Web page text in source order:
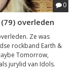
0
overleden
Ze was
rockband Earth &
Tomorrow,
jurylid van Idols.